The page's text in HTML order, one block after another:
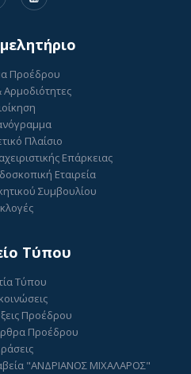
Προέδρου
Πλαίσιο
Επάρκειας
Εταιρεία
Συμβουλίου
Τύπου
Τύπου
Προέδρου
Προέδρου
"ΑΝΔΡΙΑΝΟΣ ΜΙΧΑΛΑΡΟΣ"